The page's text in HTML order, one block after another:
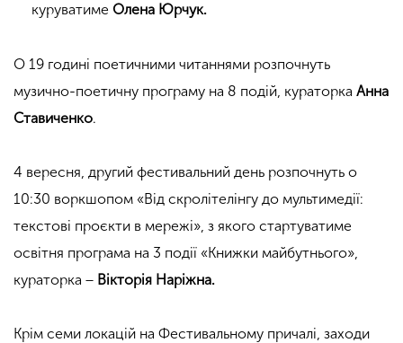
куруватиме Олена Юрчук.
О 19 годині поетичними читаннями розпочнуть
музично-поетичну програму на 8 подій, кураторка Анна
Ставиченко.
4 вересня, другий фестивальний день розпочнуть о
10:30 воркшопом «Від скролітелінгу до мультимедії:
текстові проєкти в мережі», з якого стартуватиме
освітня програма на 3 події «Книжки майбутнього»,
кураторка − Вікторія Наріжна.
Крім семи локацій на Фестивальному причалі, заходи